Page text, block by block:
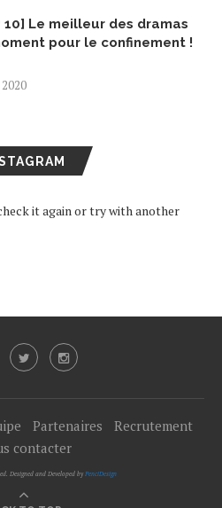
10] Le meilleur des dramas
pour le confinement !
it again or try with another
Partenaires
Recrutement
contacter
Designed and Developed by PenciDesign